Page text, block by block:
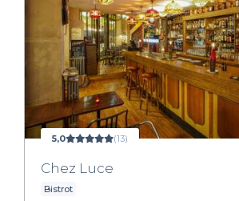
5,0 (13)
Chez Luce
Bistrot